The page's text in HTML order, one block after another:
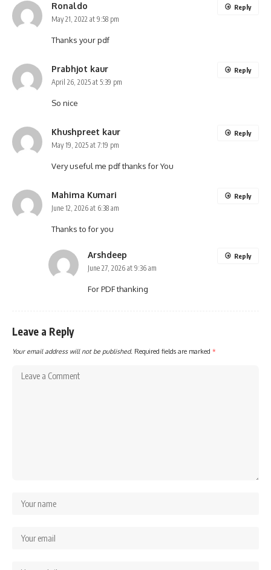
Ronaldo
May 21, 2022 at 9:58 pm
Thanks your pdf
Reply
Prabhjot kaur
April 26, 2025 at 5:39 pm
So nice
Reply
Khushpreet kaur
May 19, 2025 at 7:19 pm
Very useful me pdf thanks for You
Reply
Mahima Kumari
June 12, 2026 at 6:38 am
Thanks to for you
Reply
Arshdeep
June 27, 2026 at 9:36 am
For PDF thanking
Reply
Leave a Reply
Your email address will not be published. Required fields are marked *